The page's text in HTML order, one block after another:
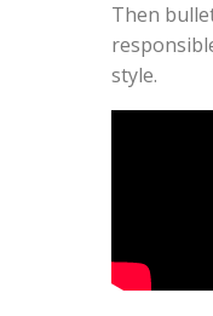
Then
style.